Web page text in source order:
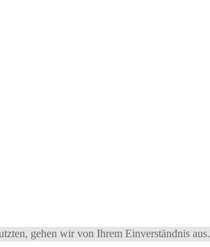
gehen wir von Ihrem Einverständnis aus.